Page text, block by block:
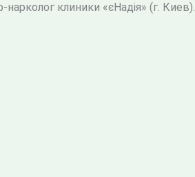
клиники «єНадія» (г. Киев).